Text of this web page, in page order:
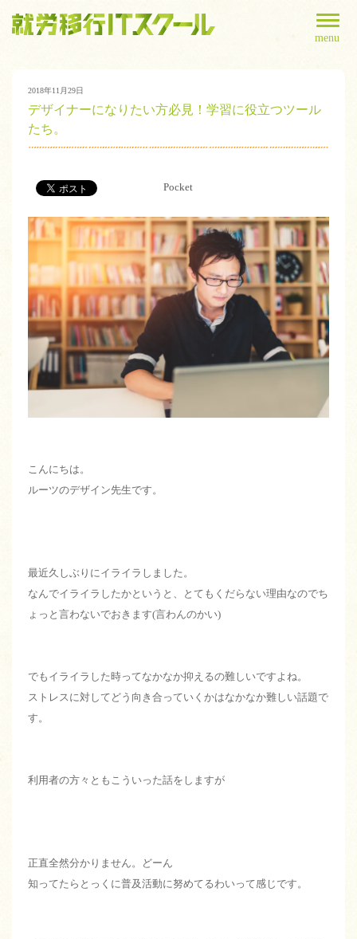
menu
2018年11月29日
デザイナーになりたい方必見！学習に役立つツール
たち。
Pocket
こんにちは。
ルーツのデザイン先生です。
最近久しぶりにイライラしました。
なんでイライラしたかというと、とてもくだらない理由なのでち
ょっと言わないでおきます(言わんのかい)
でもイライラした時ってなかなか抑えるの難しいですよね。
ストレスに対してどう向き合っていくかはなかなか難しい話題で
す。
利用者の方々ともこういった話をしますが
正直全然分かりません。どーん
知ってたらとっくに普及活動に努めてるわいって感じです。